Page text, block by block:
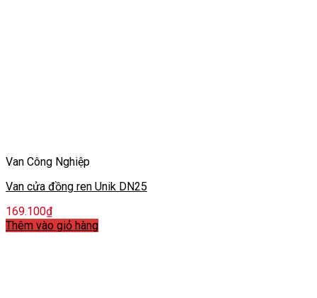
Van Công Nghiệp
Van cửa đồng ren Unik DN25
169.100₫
Thêm vào giỏ hàng